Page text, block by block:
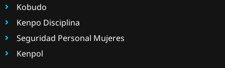
Kobudo
Kenpo Disciplina
Seguridad Personal Mujeres
Kenpol